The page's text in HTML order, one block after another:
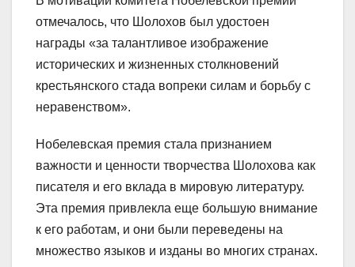
отмечалось, что Шолохов был удостоен
награды «за талантливое изображение
исторических и жизненных столкновений
крестьянского стада вопреки силам и борьбу с
неравенством».
Нобелевская премия стала признанием
важности и ценности творчества Шолохова как
писателя и его вклада в мировую литературу.
Эта премия привлекла еще большую внимание
к его работам, и они были переведены на
множество языков и изданы во многих странах.